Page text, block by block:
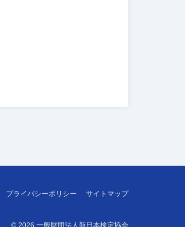
プライバシーポリシー サイトマップ
© 2026 一般財団法人新日本検定協会